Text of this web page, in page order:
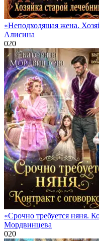
«Неподходящая жена.
Алисина
020
«Срочно требуется няня.
Мордвинцева
020